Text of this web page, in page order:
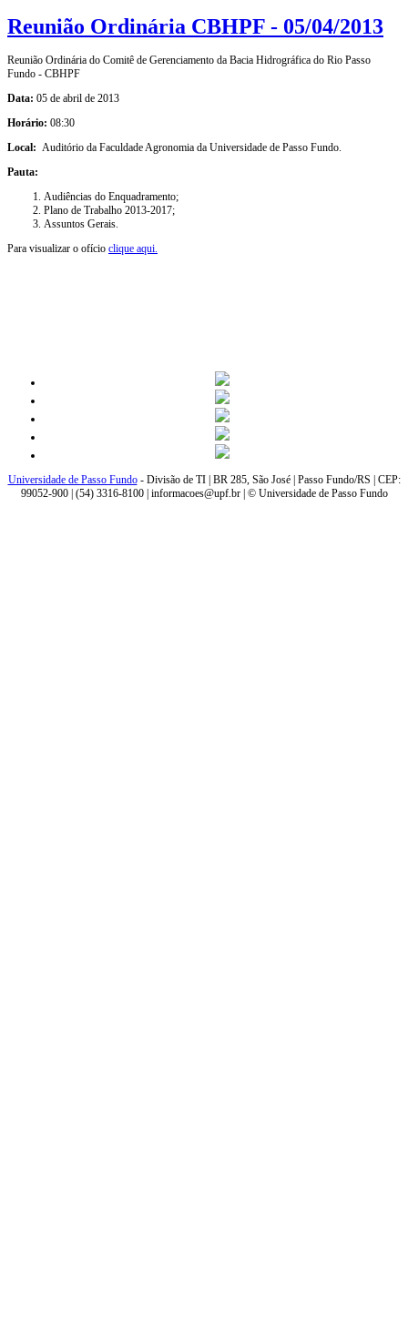
Reunião Ordinária CBHPF - 05/04/2013
Reunião Ordinária do Comitê de Gerenciamento da Bacia Hidrográfica do Rio Passo
Fundo - CBHPF
Data: 05 de abril de 2013
Horário: 08:30
Local: Auditório da Faculdade Agronomia da Universidade de Passo Fundo.
Pauta:
Audiências do Enquadramento;
Plano de Trabalho 2013-2017;
Assuntos Gerais.
Para visualizar o ofício clique aqui.
Universidade de Passo Fundo- Divisão de TI | BR 285, São José | Passo Fundo/RS | CEP:
99052-900 | (54) 3316-8100 | informacoes@upf.br | © Universidade de Passo Fundo